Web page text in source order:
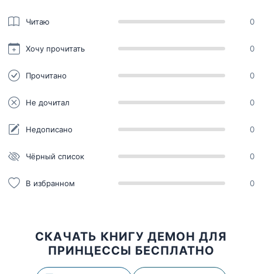
Читаю 0
Хочу прочитать 0
Прочитано 0
Не дочитал 0
Недописано 0
Чёрный список 0
В избранном 0
СКАЧАТЬ КНИГУ ДЕМОН ДЛЯ
ПРИНЦЕССЫ БЕСПЛАТНО